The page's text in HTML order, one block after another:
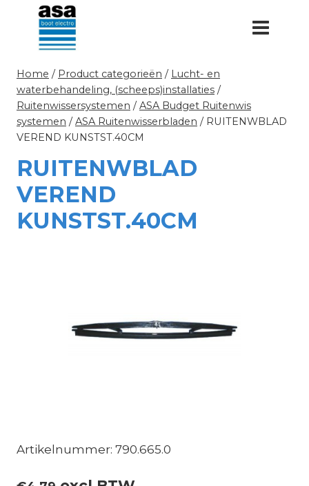
Doorgaan
inhoud
Home / Product categorieën / Lucht- en
waterbehandeling, (scheeps)installaties /
Ruitenwissersystemen / ASA Budget Ruitenwis
systemen / ASA Ruitenwisserbladen / RUITENWBLAD
VEREND KUNSTST.40CM
RUITENWBLAD
VEREND
KUNSTST.40CM
Artikelnummer: 790.665.0